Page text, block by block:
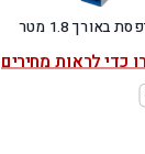
כדי לראות מחירים